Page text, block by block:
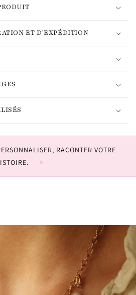
ET D'EXPÉDITION
RACONTER VOTRE